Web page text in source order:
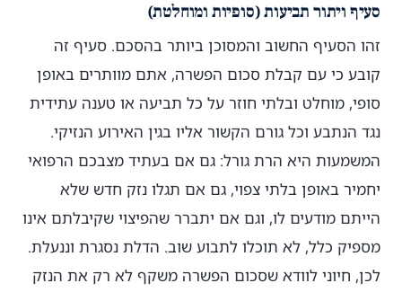
סעיף ויתור תביעות (סופיות ומוחלטת)
זהו הסעיף החשוב והמסוכן ביותר בהסכם. סעיף זה
קובע כי עם קבלת סכום הפשרה, אתם מוותרים באופן
סופי, מוחלט ובלתי חוזר על כל תביעה או טענה עתידית
נגד הנתבע וכל גורם הקשור אליו בגין האירוע הנזיקי.
המשמעות היא הרת גורל: גם אם בעתיד מצבכם הרפואי
יחמיר באופן בלתי צפוי, גם אם תגלו נזק חדש שלא
הייתם מודעים לו, וגם אם יתברר שהפיצוי שקיבלתם אינו
מספיק כלל, לא תוכלו לתבוע שוב. הדלת נסגרת וננעלת.
לכן, חיוני לוודא שסכום הפשרה משקף לא רק את הנזק